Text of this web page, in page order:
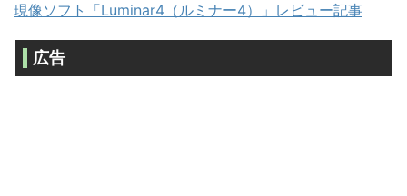
現像ソフト「Luminar4（ルミナー4）」レビュー記事
広告